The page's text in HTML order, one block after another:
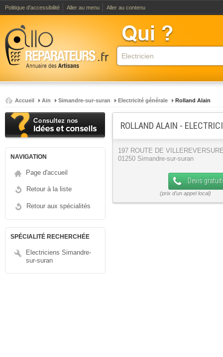
Politique d'accessibilité Aller au menu Aller au contenu
Accueil Ain Simandre-sur-suran Electricité générale Rolland Alain
NAVIGATION
Page d'accueil
Retour à la liste
Retour aux spécialités
SPÉCIALITÉ RECHERCHÉE
Electriciens Simandre-
sur-suran
ROLLAND ALAIN -
197 ROUTE DE
01250 Simandre-sur-suran
Devis